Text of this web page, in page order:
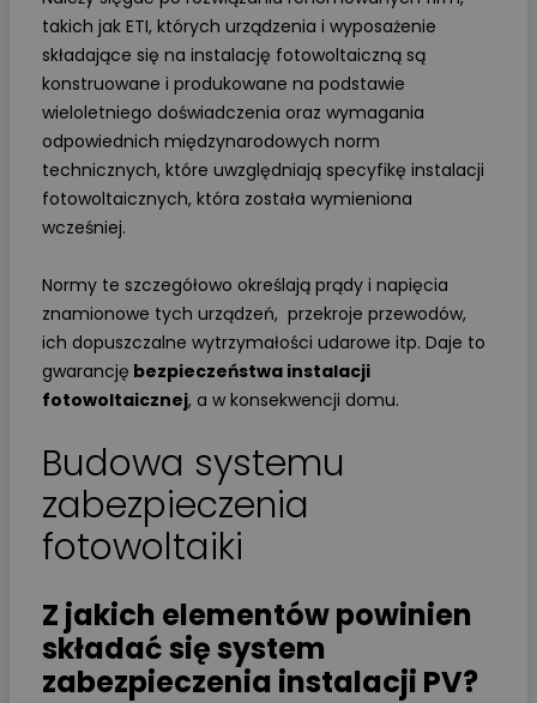
takich jak ETI, których urządzenia i wyposażenie
składające się na instalację fotowoltaiczną są
konstruowane i produkowane na podstawie
wieloletniego doświadczenia oraz wymagania
odpowiednich międzynarodowych norm
technicznych, które uwzględniają specyfikę instalacji
fotowoltaicznych, która została wymieniona
wcześniej.
Normy te szczegółowo określają prądy i napięcia
znamionowe tych urządzeń, przekroje przewodów,
ich dopuszczalne wytrzymałości udarowe itp. Daje to
gwarancję bezpieczeństwa instalacji
fotowoltaicznej, a w konsekwencji domu.
Budowa systemu
zabezpieczenia
fotowoltaiki
Z jakich elementów powinien
składać się system
zabezpieczenia instalacji PV?